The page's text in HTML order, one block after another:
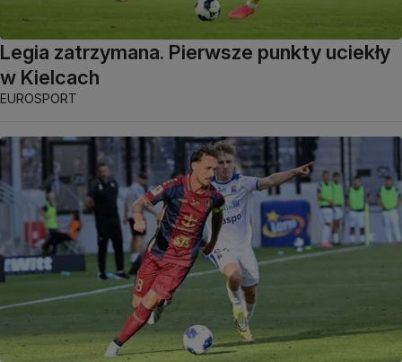
Legia zatrzymana. Pierwsze punkty uciekły
w Kielcach
EUROSPORT